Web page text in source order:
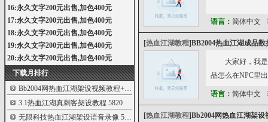
16:永久文字200元出售,加色400元
17:永久文字200元出售,加色400元
18:永久文字200元出售,加色400元
19:永久文字200元出售,加色400元
20:永久文字200元出售,加色400元
下载月排行
Bb2004网热血江湖架设视频教程+服务端
5980
3.1热血江湖真刺客架设教程 5820
无限科技热血江湖架设语音录像5676
语言： 简体中文
[热血江湖教程]BB2004热血江湖成品
大家好，我
品怎么在NPC里
语言： 简体中文
[热血江湖教程]Bb2004网热血江湖架设